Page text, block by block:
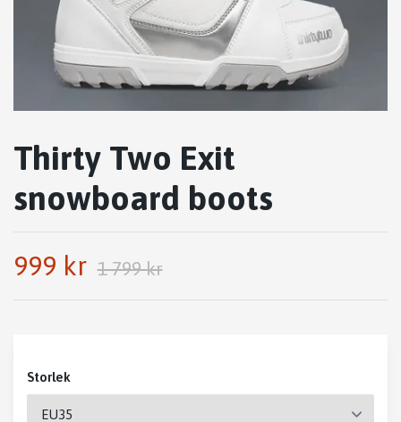
Thirty Two Exit
snowboard boots
999 kr 1 799 kr
Storlek